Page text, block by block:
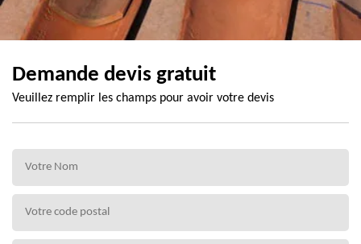
Demande devis gratuit
Veuillez remplir les champs pour avoir votre devis